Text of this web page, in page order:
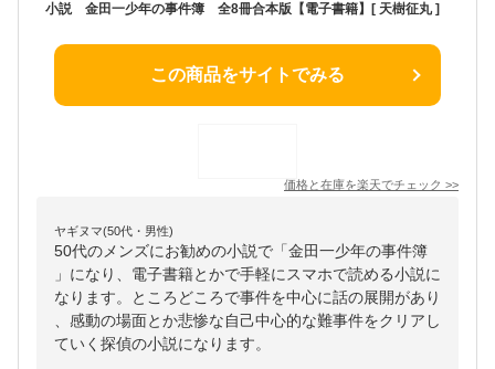
小説 金田一少年の事件簿 全8冊合本版【電子書籍】[ 天樹征丸 ]
この商品をサイトでみる
価格と在庫を楽天でチェック >>
ヤギヌマ(50代・男性)
50代のメンズにお勧めの小説で「金田一少年の事件簿
」になり、電子書籍とかで手軽にスマホで読める小説に
なります。ところどころで事件を中心に話の展開があり
、感動の場面とか悲惨な自己中心的な難事件をクリアし
ていく探偵の小説になります。